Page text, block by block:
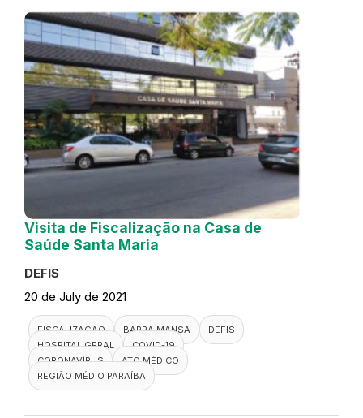
Visita de Fiscalização na Casa de
Saúde Santa Maria
DEFIS
20 de July de 2021
FISCALIZAÇÃO BARRA MANSA
DEFIS
HOSPITAL GERAL
COVID-19
CORONAVÍRUS
ATO MÉDICO
REGIÃO MÉDIO PARAÍBA